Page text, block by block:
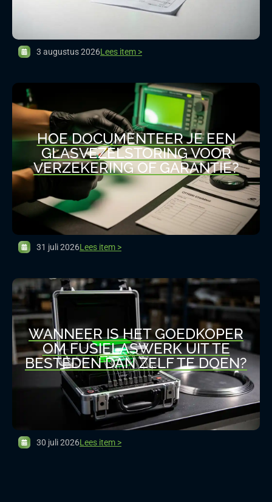
3 augustus 2026Lees item >
HOE DOCUMENTEER JE EEN
GLASVEZELSTORING VOOR
VERZEKERING OF GARANTIE?
31 juli 2026Lees item >
WANNEER IS HET GOEDKOPER
OM FUSIELASWERK UIT TE
BESTEDEN DAN ZELF TE DOEN?
30 juli 2026Lees item >